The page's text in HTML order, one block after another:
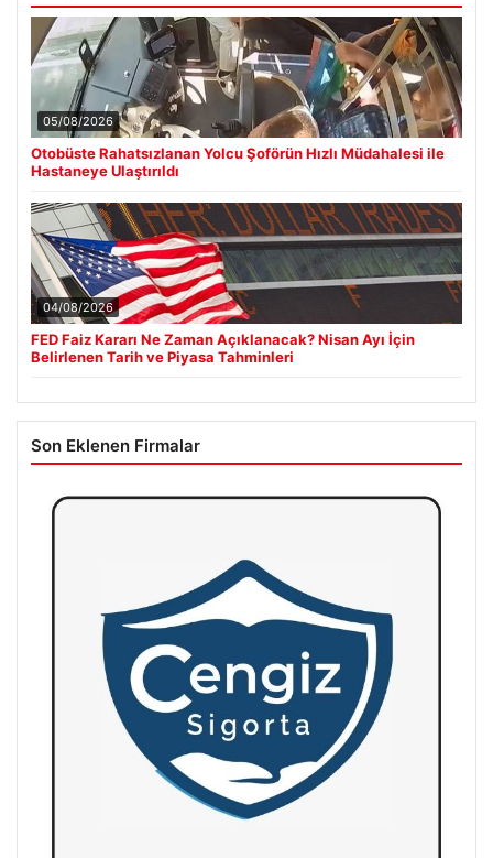
05/08/2026
Otobüste Rahatsızlanan Yolcu Şoförün Hızlı Müdahalesi ile
Hastaneye Ulaştırıldı
04/08/2026
FED Faiz Kararı Ne Zaman Açıklanacak? Nisan Ayı İçin
Belirlenen Tarih ve Piyasa Tahminleri
Son Eklenen Firmalar